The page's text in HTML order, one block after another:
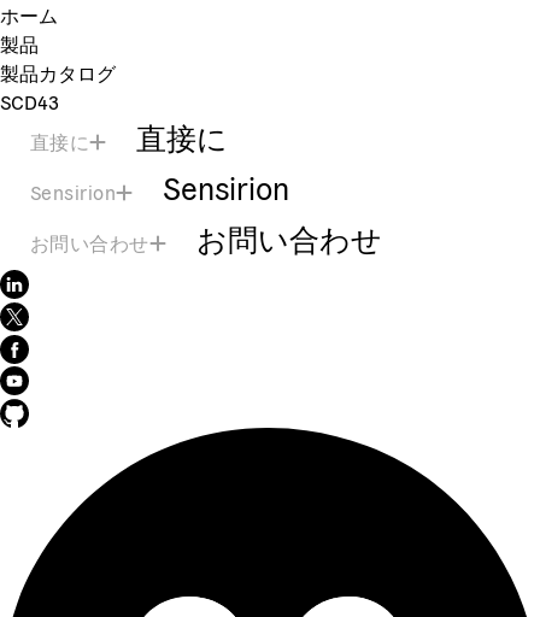
ホーム
製品
製品カタログ
SCD43
直接に
直接に
Sensirion Sensirion
お問い合わせ お問い合わせ